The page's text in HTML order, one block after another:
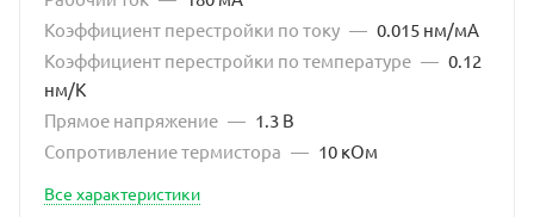
Коэффициент перестройки по току — 0.015 нм/мА
Коэффициент перестройки по температуре — 0.12
нм/К
Прямое напряжение — 1.3 В
Сопротивление термистора — 10 кОм
Все характеристики